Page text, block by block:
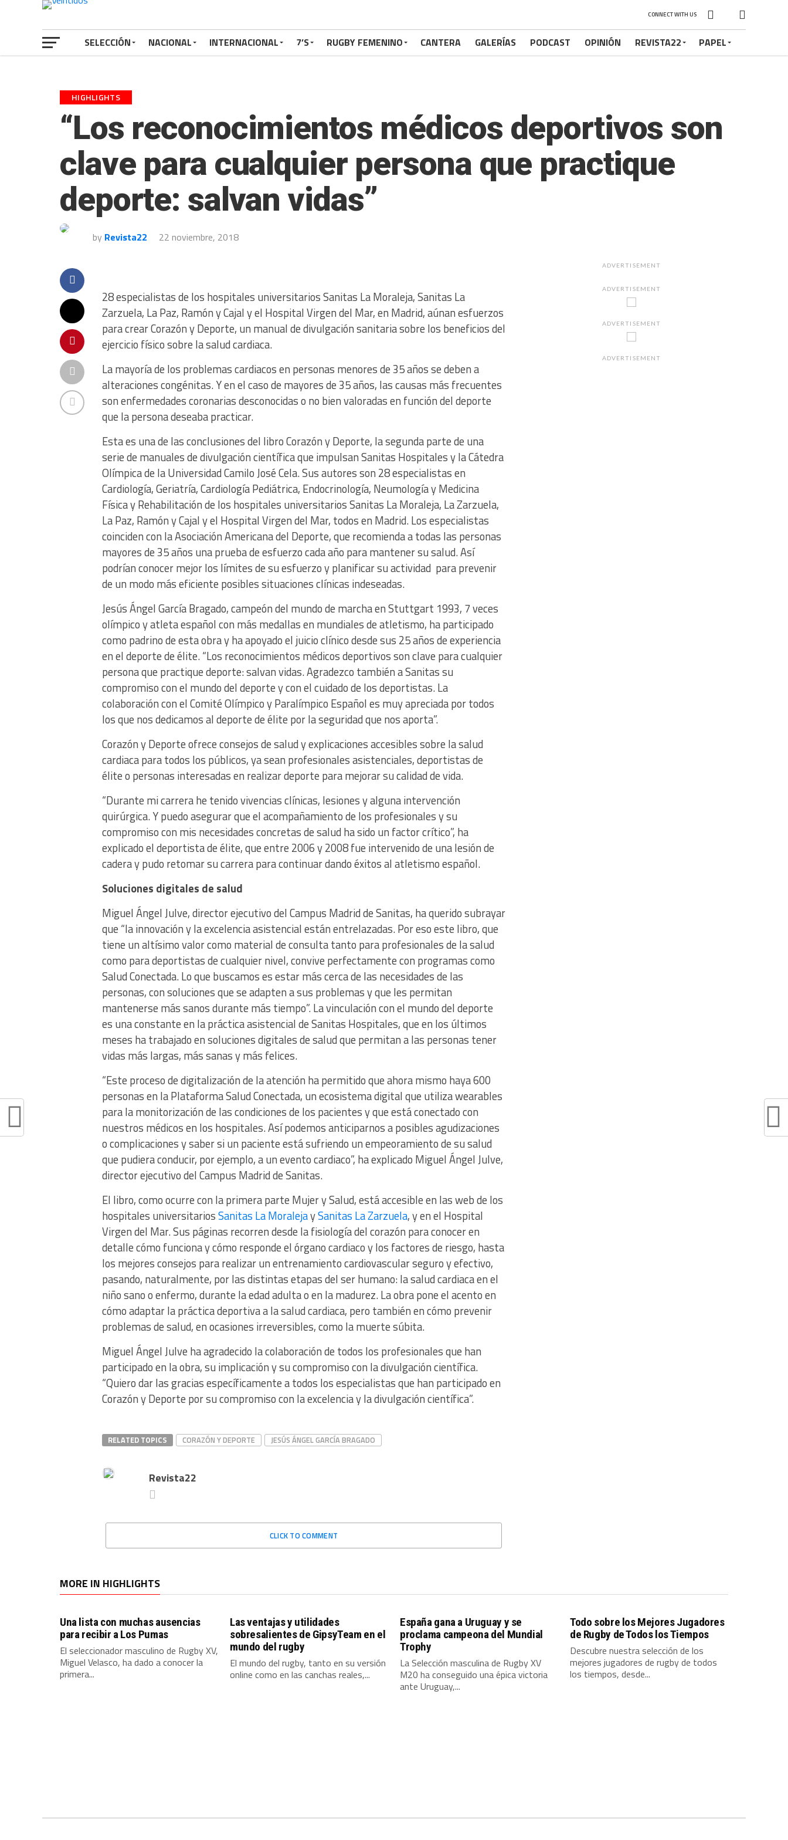
CONNECT WITH US
SELECCIÓN NACIONAL INTERNACIONAL 7’S RUGBY FEMENINO CANTERA GALERÍAS PODCAST OPINIÓN REVISTA22 PAPEL
HIGHLIGHTS
“Los reconocimientos médicos deportivos son
clave para cualquier persona que practique
deporte: salvan vidas”
by Revista22 22 noviembre, 2018
28 especialistas de los hospitales universitarios Sanitas La Moraleja, Sanitas La
Zarzuela, La Paz, Ramón y Cajal y el Hospital Virgen del Mar, en Madrid, aúnan esfuerzos
para crear Corazón y Deporte, un manual de divulgación sanitaria sobre los beneficios del
ejercicio físico sobre la salud cardiaca.
La mayoría de los problemas cardiacos en personas menores de 35 años se deben a
alteraciones congénitas. Y en el caso de mayores de 35 años, las causas más frecuentes
son enfermedades coronarias desconocidas o no bien valoradas en función del deporte
que la persona deseaba practicar.
Esta es una de las conclusiones del libro Corazón y Deporte, la segunda parte de una
serie de manuales de divulgación científica que impulsan Sanitas Hospitales y la Cátedra
Olímpica de la Universidad Camilo José Cela. Sus autores son 28 especialistas en
Cardiología, Geriatría, Cardiología Pediátrica, Endocrinología, Neumología y Medicina
Física y Rehabilitación de los hospitales universitarios Sanitas La Moraleja, La Zarzuela,
La Paz, Ramón y Cajal y el Hospital Virgen del Mar, todos en Madrid. Los especialistas
coinciden con la Asociación Americana del Deporte, que recomienda a todas las personas
mayores de 35 años una prueba de esfuerzo cada año para mantener su salud. Así
podrían conocer mejor los límites de su esfuerzo y planificar su actividad para prevenir
de un modo más eficiente posibles situaciones clínicas indeseadas.
Jesús Ángel García Bragado, campeón del mundo de marcha en Stuttgart 1993, 7 veces
olímpico y atleta español con más medallas en mundiales de atletismo, ha participado
como padrino de esta obra y ha apoyado el juicio clínico desde sus 25 años de experiencia
en el deporte de élite. “Los reconocimientos médicos deportivos son clave para cualquier
persona que practique deporte: salvan vidas. Agradezco también a Sanitas su
compromiso con el mundo del deporte y con el cuidado de los deportistas. La
colaboración con el Comité Olímpico y Paralímpico Español es muy apreciada por todos
los que nos dedicamos al deporte de élite por la seguridad que nos aporta”.
Corazón y Deporte ofrece consejos de salud y explicaciones accesibles sobre la salud
cardiaca para todos los públicos, ya sean profesionales asistenciales, deportistas de
élite o personas interesadas en realizar deporte para mejorar su calidad de vida.
“Durante mi carrera he tenido vivencias clínicas, lesiones y alguna intervención
quirúrgica. Y puedo asegurar que el acompañamiento de los profesionales y su
compromiso con mis necesidades concretas de salud ha sido un factor crítico”, ha
explicado el deportista de élite, que entre 2006 y 2008 fue intervenido de una lesión de
cadera y pudo retomar su carrera para continuar dando éxitos al atletismo español.
Soluciones digitales de salud
Miguel Ángel Julve, director ejecutivo del Campus Madrid de Sanitas, ha querido subrayar
que “la innovación y la excelencia asistencial están entrelazadas. Por eso este libro, que
tiene un altísimo valor como material de consulta tanto para profesionales de la salud
como para deportistas de cualquier nivel, convive perfectamente con programas como
Salud Conectada. Lo que buscamos es estar más cerca de las necesidades de las
personas, con soluciones que se adapten a sus problemas y que les permitan
mantenerse más sanos durante más tiempo”. La vinculación con el mundo del deporte
es una constante en la práctica asistencial de Sanitas Hospitales, que en los últimos
meses ha trabajado en soluciones digitales de salud que permitan a las personas tener
vidas más largas, más sanas y más felices.
“Este proceso de digitalización de la atención ha permitido que ahora mismo haya 600
personas en la Plataforma Salud Conectada, un ecosistema digital que utiliza wearables
para la monitorización de las condiciones de los pacientes y que está conectado con
nuestros médicos en los hospitales. Así podemos anticiparnos a posibles agudizaciones
o complicaciones y saber si un paciente está sufriendo un empeoramiento de su salud
que pudiera conducir, por ejemplo, a un evento cardiaco”, ha explicado Miguel Ángel Julve,
director ejecutivo del Campus Madrid de Sanitas.
El libro, como ocurre con la primera parte Mujer y Salud, está accesible en las web de los
hospitales universitariosSanitas La MoralejaySanitas La Zarzuela, y en el Hospital
Virgen del Mar. Sus páginas recorren desde la fisiología del corazón para conocer en
detalle cómo funciona y cómo responde el órgano cardiaco y los factores de riesgo, hasta
los mejores consejos para realizar un entrenamiento cardiovascular seguro y efectivo,
pasando, naturalmente, por las distintas etapas del ser humano: la salud cardiaca en el
niño sano o enfermo, durante la edad adulta o en la madurez. La obra pone el acento en
cómo adaptar la práctica deportiva a la salud cardiaca, pero también en cómo prevenir
problemas de salud, en ocasiones irreversibles, como la muerte súbita.
Miguel Ángel Julve ha agradecido la colaboración de todos los profesionales que han
participado en la obra, su implicación y su compromiso con la divulgación científica.
“Quiero dar las gracias específicamente a todos los especialistas que han participado en
Corazón y Deporte por su compromiso con la excelencia y la divulgación científica”.
RELATED TOPICS CORAZÓN Y DEPORTE JESÚS ÁNGEL GARCÍA BRAGADO
Revista22
CLICK TO COMMENT
ADVERTISEMENT
ADVERTISEMENT
ADVERTISEMENT
ADVERTISEMENT
MORE IN HIGHLIGHTS
Una lista con muchas ausencias
para recibir a Los Pumas
El seleccionador masculino de Rugby XV,
Miguel Velasco, ha dado a conocer la
primera...
Las ventajas y utilidades
sobresalientes de GipsyTeam en el
mundo del rugby
El mundo del rugby, tanto en su versión
online como en las canchas reales,...
España gana a Uruguay y se
proclama campeona del Mundial
Trophy
La Selección masculina de Rugby XV
M20 ha conseguido una épica victoria
ante Uruguay,...
Todo sobre los Mejores Jugadores
de Rugby de Todos los Tiempos
Descubre nuestra selección de los
mejores jugadores de rugby de todos
los tiempos, desde...